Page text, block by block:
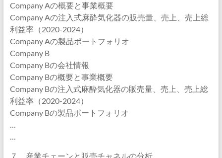
Company Aの概要と事業概要
Company Aの注入式麻酔気化器の販売量、売上、売上総
利益率（2020-2024）
Company Aの製品ポートフォリオ
Company B
Company Bの会社情報
Company Bの概要と事業概要
Company Bの注入式麻酔気化器の販売量、売上、売上総
利益率（2020-2024）
Company Bの製品ポートフォリオ
…
…
７．産業チェーンと販売チャネルの分析